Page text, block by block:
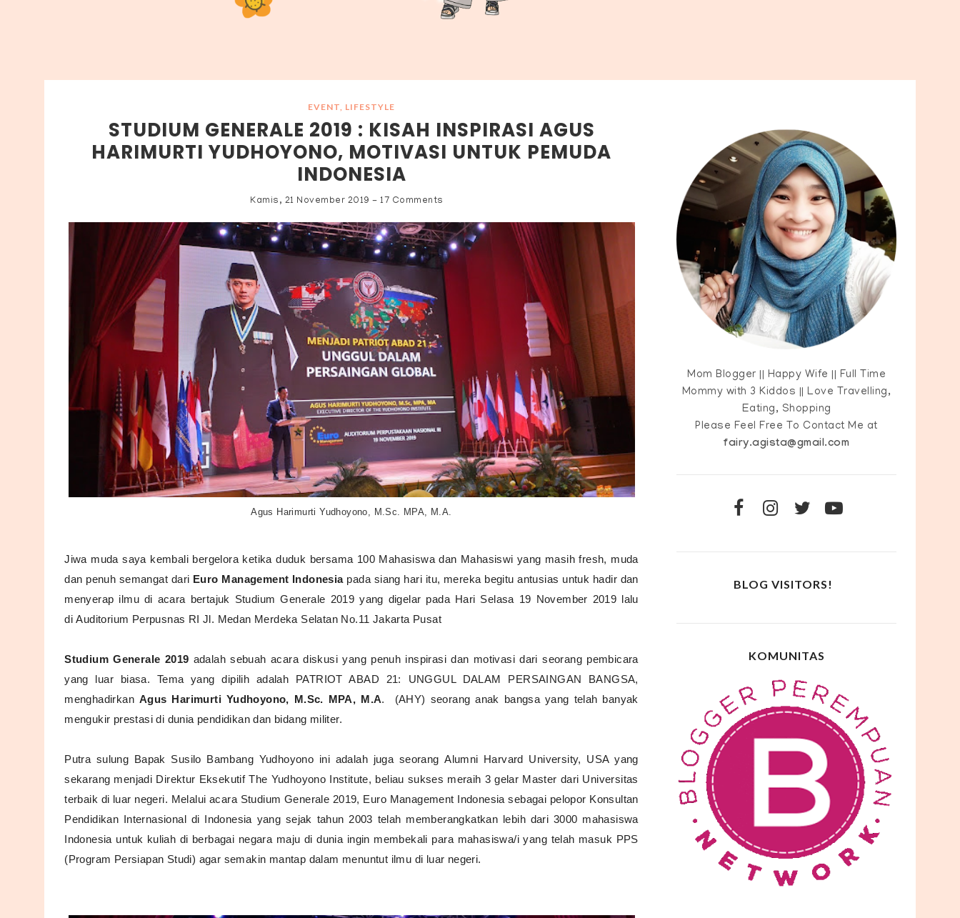
EVENT, LIFESTYLE
STUDIUM GENERALE 2019 : KISAH INSPIRASI AGUS
HARIMURTI YUDHOYONO, MOTIVASI UNTUK PEMUDA
INDONESIA
Kamis, 21 November 2019-17 Comments
Agus Harimurti Yudhoyono, M.Sc. MPA, M.A.
Jiwa muda saya kembali bergelora ketika duduk bersama 100 Mahasiswa dan Mahasiswi yang masih fresh, muda
dan penuh semangat dari Euro Management Indonesiapada siang hari itu, mereka begitu antusias untuk hadir dan
menyerap ilmu di acara bertajuk Studium Generale 2019 yang digelar pada Hari Selasa 19 November 2019 lalu
diAuditorium Perpusnas RI Jl. Medan Merdeka Selatan No.11 Jakarta Pusat
Studium Generale 2019 adalah sebuah acara diskusi yang penuh inspirasi dan motivasi dari seorang pembicara
yang luar biasa. Tema yang dipilih adalah PATRIOT ABAD 21: UNGGUL DALAM PERSAINGAN BANGSA,
menghadirkan Agus Harimurti Yudhoyono, M.Sc. MPA, M.A. (AHY) seorang anak bangsa yang telah banyak
mengukir prestasi di dunia pendidikan dan bidang militer.
Putra sulung Bapak Susilo Bambang Yudhoyono ini adalah juga seorangAlumni Harvard University, USA yang
sekarang menjadi Direktur Eksekutif The Yudhoyono Institute, beliau sukses meraih 3 gelar Master dari Universitas
terbaik di luar negeri. Melalui acara Studium Generale 2019, Euro Management Indonesia sebagai pelopor Konsultan
Pendidikan Internasional di Indonesia yang sejak tahun 2003 telah memberangkatkan lebih dari 3000 mahasiswa
Indonesia untuk kuliah di berbagai negara maju di dunia ingin membekali para mahasiswa/i yang telah masuk PPS
(Program Persiapan Studi) agar semakin mantap dalam menuntut ilmu di luar negeri.
Mom Blogger || Happy Wife || Full Time
Mommy with 3 Kiddos || Love Travelling,
Eating, Shopping
Please Feel Free To Contact Me at
fairy.agista@gmail.com
BLOG VISITORS!
KOMUNITAS